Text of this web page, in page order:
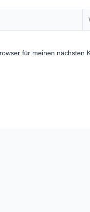
für meinen nächsten